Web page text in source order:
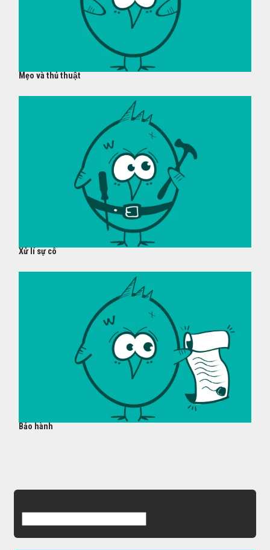
Mẹo và thủ thuật
Xử lí sự cô
Bảo hành